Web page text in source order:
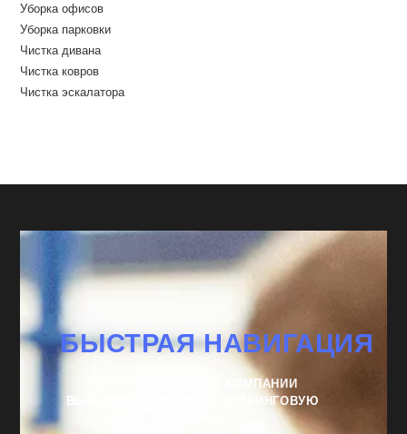
Уборка офисов
Уборка парковки
Чистка дивана
Чистка ковров
Чистка эскалатора
БЫСТРАЯ НАВИГАЦИЯ
ПОЧЕМУ УСПЕШНЫЕ КОМПАНИИ
ВЫБИРАЮТ ВНЕШНЮЮ КЛИНИНГОВУЮ